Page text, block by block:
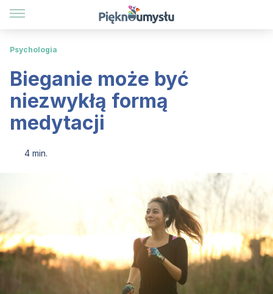
Psychologia
Bieganie może być
niezwykłą formą
medytacji
4 min.